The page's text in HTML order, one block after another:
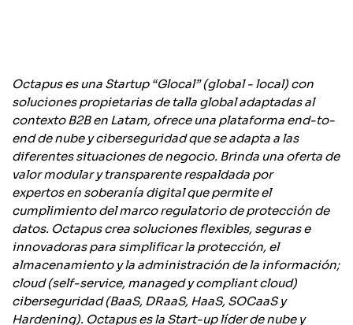
Octapus es una Startup “Glocal” (global - local) con
soluciones propietarias de talla global adaptadas al
contexto B2B en Latam, ofrece una plataforma end-to-
end de nube y ciberseguridad que se adapta a las
diferentes situaciones de negocio. Brinda una oferta de
valor modular y transparente respaldada por
expertos en soberanía digital que permite el
cumplimiento del marco regulatorio de protección de
datos. Octapus crea soluciones flexibles, seguras e
innovadoras para simplificar la protección, el
almacenamiento y la administración de la información;
cloud (self-service, managed y compliant cloud)
ciberseguridad (BaaS, DRaaS, HaaS, SOCaaS y
Hardening). Octapus es la Start-up líder de nube y